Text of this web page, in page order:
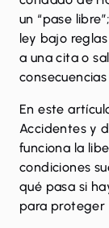
un “pase
ley bajo
a una cita o
En este
Accidentes y
funciona la
condiciones
qué pasa si
para proteger